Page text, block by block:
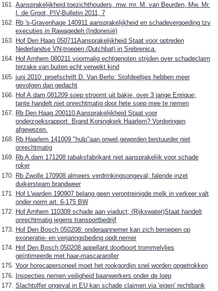
Aansprakelijkheid toezichthouders, mw. mr. M. van Beurden, Mw. Mr.
I. de Groot, PIV-Bulletin 2011, 7
Rb 's-Gravenhage 140911 aansprakelijkheid en schadevergoeding tzv
executies in Rawagedeh (Indonesië)
Hof Den Haag 050711Aansprakelijkheid Staat voor optreden
Nederlandse VN-troepen (Dutchbat) in Srebrenica.
Hof Arnhem 080211 voormalig echtgenoten strijden over schadeclaim
terzake van buiten echt verwekt kind
juni 2010; proefschrift D. Van Berlo: Stofdeeltjes hebben meer
gevolgen dan gedacht
Hof A.dam 081209 soep stroomt uit bakje, over 3 jarige Enrique;
tante handelt niet onrechtmatig door hete soep mee te nemen
Rb Den Haag 200110 Aansprakelijkheid Staat voor
onderzoeksrapport. Brand Koningkerk Haarlem? Vorderingen
afgewezen.
Rb Haarlem 141009 "hulp"aan onwel geworden bestuurder niet
onrechtmatig
Rb A.dam 171208 tabaksfabrikant niet aansprakelijk voor schade
roker
Rb Zwolle 170908 almeers verdrinkingsongeval; falende inzet
duikersteam brandweer
Hof L'warden 190907 belang geen verontreinigde melk in verkeer valt
onder norm art. 6-175 BW
Hof Arnhem 110308 schade aan viaduct; (Rijkswater)Staat handelt
onrechtmatig jegens transportbedrijf
Hof Den Bosch 050208: onderaannemer kan zich beroepen op
exoneratie- en verjaringsbeding opdr.nemer
Hof Den Bosch 050208 appellant doorboort trommelvlies
geïntimeerde met haar-mascararoller
Voor horecapersoneel moet het rookgordijn snel worden opgetrokken
Inspecties nemen veiligheid baanwerkers onder de loep
Slachtoffer ongeval in EU kan schade claimen via 'eigen' rechtbank